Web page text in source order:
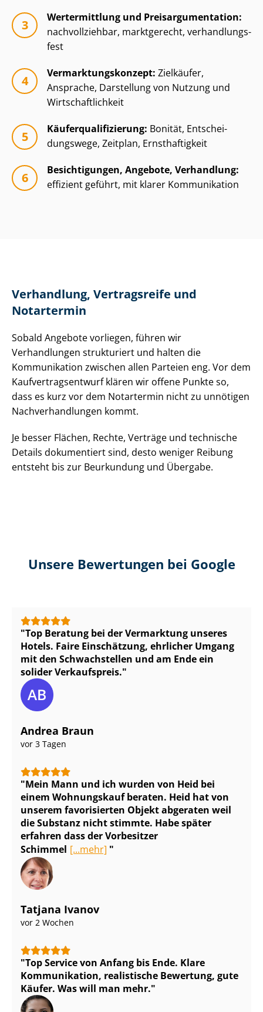
Wertermittlung und Preisar­gu­men­ta­ti­on:
nachvollziehbar, marktgerecht, ver­hand­lungs­
fest
Ver­mark­tungs­kon­zept: Zielkäufer,
Ansprache, Darstellung von Nutzung und
Wirt­schaft­lich­keit
Käu­fer­qua­li­fi­zie­rung: Bonität, Ent­schei­
dungs­we­ge, Zeitplan, Ernsthaftigkeit
Besichtigungen, Angebote, Verhandlung:
effizient geführt, mit klarer Kommunikation
Verhandlung, Vertragsreife und
Notartermin
Sobald Angebote vorliegen, führen wir
Verhandlungen strukturiert und halten die
Kommunikation zwischen allen Parteien eng. Vor dem
Kauf­ver­trags­ent­wurf klären wir offene Punkte so,
dass es kurz vor dem Notartermin nicht zu unnötigen
Nach­ver­hand­lun­gen kommt.
Je besser Flächen, Rechte, Verträge und technische
Details dokumentiert sind, desto weniger Reibung
entsteht bis zur Beurkundung und Übergabe.
Unsere Bewertungen bei Google
Top Beratung bei der Vermarktung unseres
Hotels. Faire Einschätzung, ehrlicher Umgang
mit den Schwachstellen und am Ende ein
solider Verkaufspreis.
Andrea Braun
vor 3 Tagen
Mein Mann und ich wurden von Heid bei
einem Wohnungskauf beraten. Heid hat von
unserem favorisierten Objekt abgeraten weil
die Substanz nicht stimmte. Habe später
erfahren dass der Vorbesitzer
Schimmel [...mehr]
Tatjana Ivanov
vor 2 Wochen
Top Service von Anfang bis Ende. Klare
Kommunikation, realistische Bewertung, gute
Käufer. Was will man mehr.